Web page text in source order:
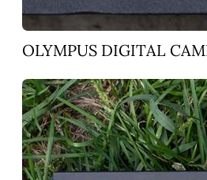
OLYMPUS DIGITAL